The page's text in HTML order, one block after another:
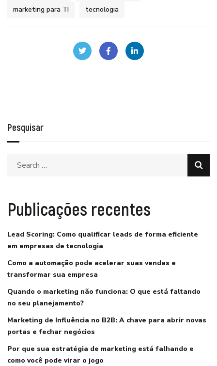
marketing para TI
tecnologia
Pesquisar
Publicações recentes
Lead Scoring: Como qualificar leads de forma eficiente
em empresas de tecnologia
Como a automação pode acelerar suas vendas e
transformar sua empresa
Quando o marketing não funciona: O que está faltando
no seu planejamento?
Marketing de Influência no B2B: A chave para abrir novas
portas e fechar negócios
Por que sua estratégia de marketing está falhando e
como você pode virar o jogo